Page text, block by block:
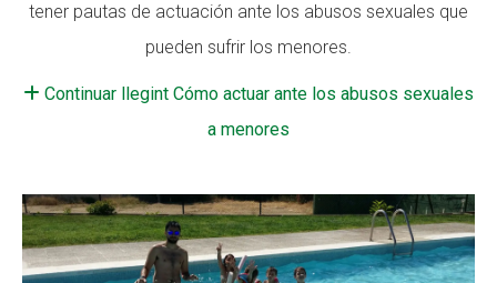
tener pautas de actuación ante los abusos sexuales que
pueden sufrir los menores.
Continuar llegint Cómo actuar ante los abusos sexuales
a menores